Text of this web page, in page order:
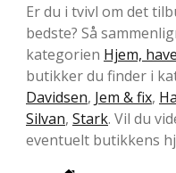
Er du i tvivl om det
bedste? Så
kategorien Hjem,
butikker du finder i
Davidsen, Jem & fix,
Silvan, Stark. Vil du
eventuelt butikkens